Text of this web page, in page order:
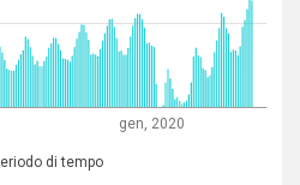
gen, 2020
di tempo